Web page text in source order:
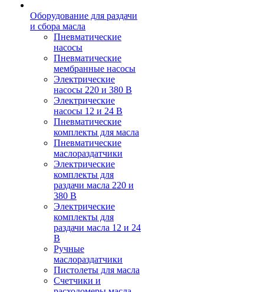
Оборудование для раздачи
и сбора масла
Пневматические
насосы
Пневматические
мембранные насосы
Электрические
насосы 220 и 380 В
Электрические
насосы 12 и 24 В
Пневматические
комплекты для масла
Пневматические
маслораздатчики
Электрические
комплекты для
раздачи масла 220 и
380 В
Электрические
комплекты для
раздачи масла 12 и 24
В
Ручные
маслораздатчики
Пистолеты для масла
Счетчики и